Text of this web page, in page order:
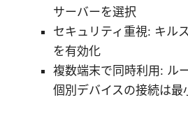
サーバーを選択
セキュリティ重視: キル
を有効化
複数端末で同時利用: ル
個別デバイスの接続は最